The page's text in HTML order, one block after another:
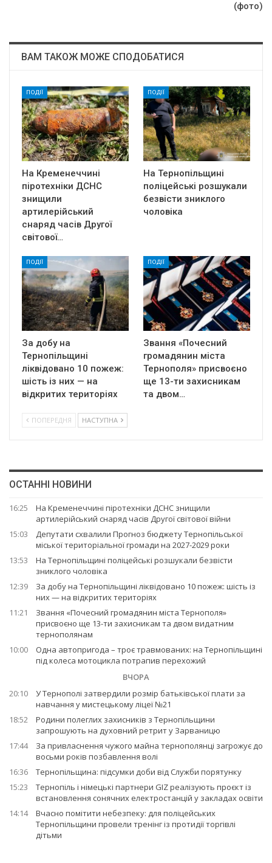
(фото)
ВАМ ТАКОЖ МОЖЕ СПОДОБАТИСЯ
ПОДІЇ
На Кременеччині
піротехніки ДСНС
знищили
артилерійський
снаряд часів Другої
світової…
ПОДІЇ
На Тернопільщині
поліцейські розшукали
безвісти зниклого
чоловіка
ПОДІЇ
За добу на
Тернопільщині
ліквідовано 10 пожеж:
шість із них — на
відкритих територіях
ПОДІЇ
Звання «Почесний
громадянин міста
Тернополя» присвоєно
ще 13-ти захисникам
та двом…
ПОПЕРЕДНЯ НАСТУПНА
ОСТАННІ НОВИНИ
16:25
На Кременеччині піротехніки ДСНС знищили
артилерійський снаряд часів Другої світової війни
15:03
Депутати схвалили Прогноз бюджету Тернопільської
міської територіальної громади на 2027-2029 роки
13:53
На Тернопільщині поліцейські розшукали безвісти
зниклого чоловіка
12:39
За добу на Тернопільщині ліквідовано 10 пожеж: шість із
них — на відкритих територіях
11:21
Звання «Почесний громадянин міста Тернополя»
присвоєно ще 13-ти захисникам та двом видатним
тернополянам
10:00
Одна автопригода – троє травмованих: на Тернопільщині
під колеса мотоцикла потрапив перехожий
ВЧОРА
20:10
У Тернополі затвердили розмір батьківської плати за
навчання у мистецькому ліцеї №21
18:52
Родини полеглих захисників з Тернопільщини
запрошують на духовний ретрит у Зарваницю
17:44
За привласнення чужого майна тернополянці загрожує до
восьми років позбавлення волі
16:36
Тернопільщина: підсумки доби від Служби порятунку
15:23
Тернопіль і німецькі партнери GIZ реалізують проєкт із
встановлення сонячних електростанцій у закладах освіти
14:14
Вчасно помітити небезпеку: для поліцейських
Тернопільщини провели тренінг із протидії торгівлі
дітьми